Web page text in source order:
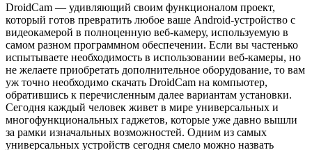
DroidCam — удивляющий своим функционалом проект,
который готов превратить любое ваше Android-устройство с
видеокамерой в полноценную веб-камеру, используемую в
самом разном программном обеспечении. Если вы частенько
испытываете необходимость в использовании веб-камеры, но
не желаете приобретать дополнительное оборудование, то вам
уж точно необходимо скачать DroidCam на компьютер,
обратившись к перечисленным далее вариантам установки.
Сегодня каждый человек живет в мире универсальных и
многофункциональных гаджетов, которые уже давно вышли
за рамки изначальных возможностей. Одним из самых
универсальных устройств сегодня смело можно назвать